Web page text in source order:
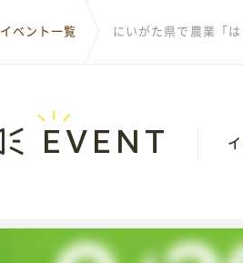
イベント一覧 にいがた県で農業「
EVENT
〒
新潟